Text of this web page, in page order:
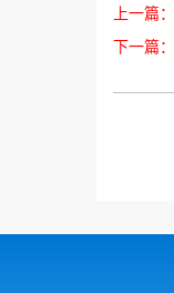
上一篇：
下一篇：